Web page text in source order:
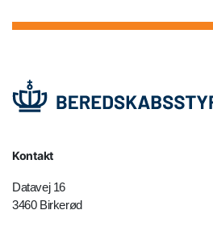
Kontakt
Datavej 16
3460 Birkerød